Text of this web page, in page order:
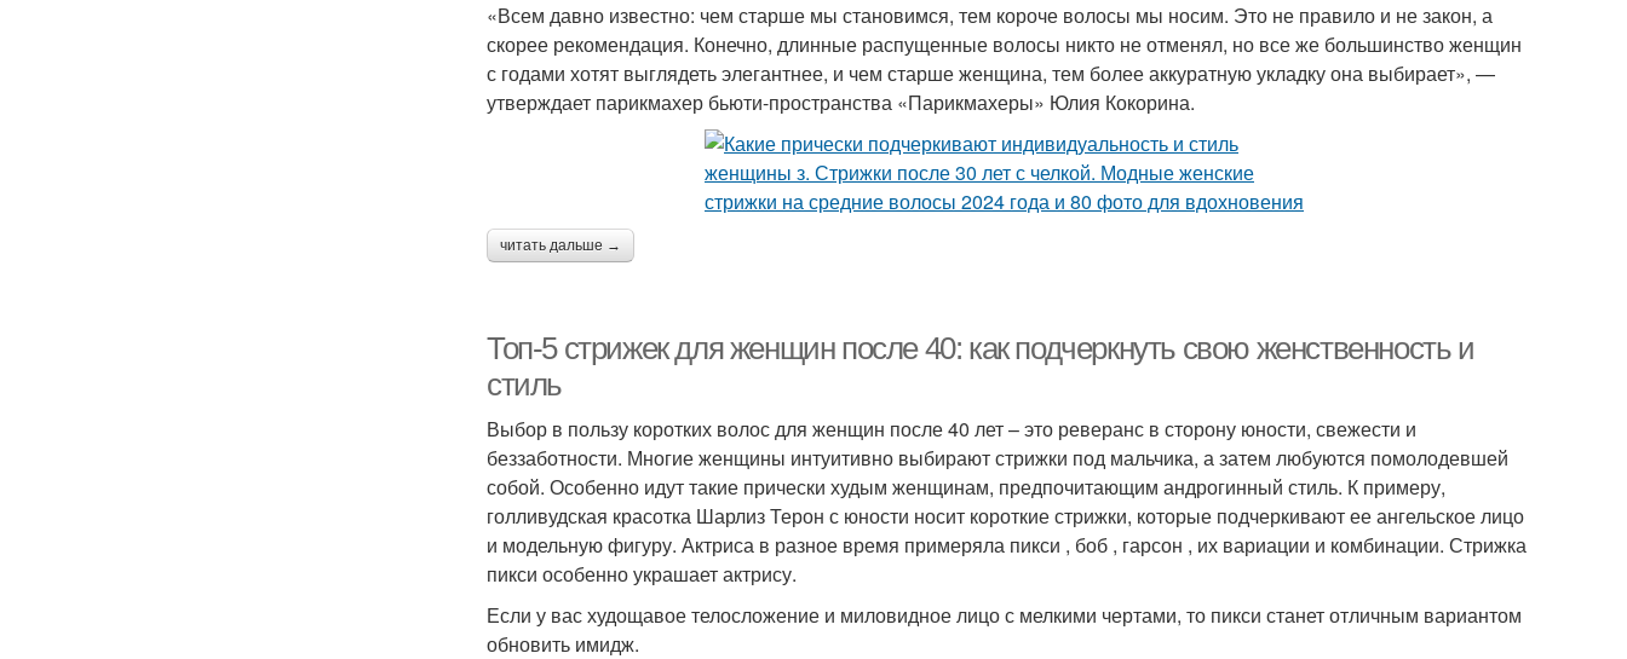
«Всем давно известно: чем старше мы становимся, тем короче волосы мы носим. Это не правило и не закон, а
скорее рекомендация. Конечно, длинные распущенные волосы никто не отменял, но все же большинство женщин
с годами хотят выглядеть элегантнее, и чем старше женщина, тем более аккуратную укладку она выбирает», —
утверждает парикмахер бьюти-пространства «Парикмахеры» Юлия Кокорина.
читать дальше →
Топ-5 стрижек для женщин после 40: как подчеркнуть свою женственность и
стиль
Выбор в пользу коротких волос для женщин после 40 лет – это реверанс в сторону юности, свежести и
беззаботности. Многие женщины интуитивно выбирают стрижки под мальчика, а затем любуются помолодевшей
собой. Особенно идут такие прически худым женщинам, предпочитающим андрогинный стиль. К примеру,
голливудская красотка Шарлиз Терон с юности носит короткие стрижки, которые подчеркивают ее ангельское лицо
и модельную фигуру. Актриса в разное время примеряла пикси , боб , гарсон , их вариации и комбинации. Стрижка
пикси особенно украшает актрису.
Если у вас худощавое телосложение и миловидное лицо с мелкими чертами, то пикси станет отличным вариантом
обновить имидж.